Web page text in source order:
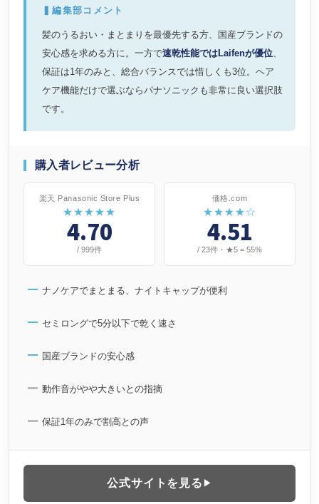
▍編集部コメント
髪のうるおい・まとまりを最優先する方、国産ブランドの
安心感を求める方に。一方で速乾性能ではLaifenが優位、
保証は1年のみと、総合バランスでは惜しくも3位。ヘア
ケア機能だけで選ぶならパナソニックも非常に良い選択肢
です。
購入者レビュー分析
楽天 Panasonic Store Plus
★★★★★
4.70
/ 999件
価格.com
★★★★☆
4.51
/ 23件・★5 = 55%
ナノケアでまとまる、ナイトキャップが便利
セミロングで5分以下で乾く速さ
国産ブランドの安心感
動作音がやや大きいとの指摘
保証1年のみで割高との声
公式サイトを見る